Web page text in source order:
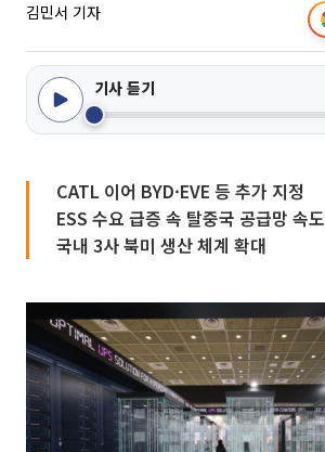
김민서 기자
기사 듣기
CATL 이어 BYD·EVE 등 추가 지정
ESS 수요 급증 속 탈중국 공급망 속도
국내 3사 북미 생산 체계 확대